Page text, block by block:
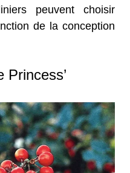
peuvent choisir
de la conception
Princess’